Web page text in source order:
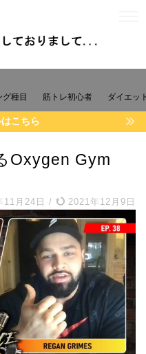
グ種目 筋トレ初心者 ダイエッ
こちら
Oxygen Gym
11月24日 / 2021年12月9日